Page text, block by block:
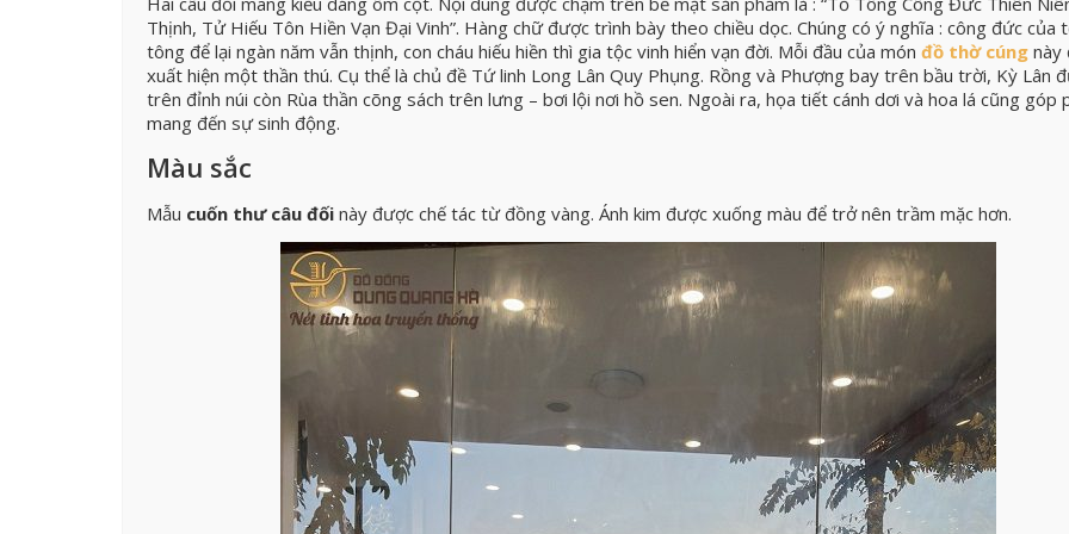
Thịnh, Tử Hiếu Tôn Hiền Vạn Đại Vinh”. Hàng chữ được trình bày theo chiều dọc. Chúng có ý nghĩa : công đức của
tông để lại ngàn năm vẫn thịnh, con cháu hiếu hiền thì gia tộc vinh hiển vạn đời. Mỗi đầu của món đồ thờ cúng này
xuất hiện một thần thú. Cụ thể là chủ đề Tứ linh Long Lân Quy Phụng. Rồng và Phượng bay trên bầu trời, Kỳ Lân
trên đỉnh núi còn Rùa thần cõng sách trên lưng – bơi lội nơi hồ sen. Ngoài ra, họa tiết cánh dơi và hoa lá cũng góp
mang đến sự sinh động.
Màu sắc
Mẫu cuốn thư câu đối này được chế tác từ đồng vàng. Ánh kim được xuống màu để trở nên trầm mặc hơn.